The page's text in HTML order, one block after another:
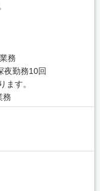
務
夜勤務10回
ます。
務